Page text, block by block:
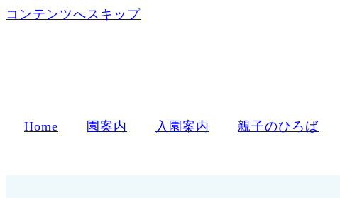
コンテンツへスキップ
Home 園案内 入園案内 親子のひろば